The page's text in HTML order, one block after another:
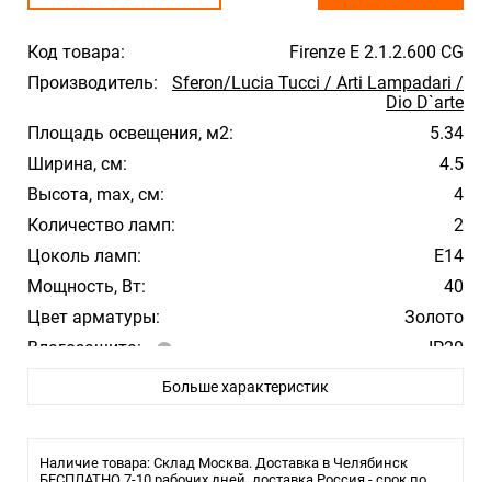
Код товара:
Firenze E 2.1.2.600 CG
Производитель:
Sferon/Lucia Tucci / Arti Lampadari /
Dio D`arte
Площадь освещения, м2:
5.34
Ширина, см:
4.5
Высота, max, см:
4
Количество ламп:
2
Цоколь ламп:
E14
Мощность, Вт:
40
Цвет арматуры:
Золото
Влагозащита:
IP20
Больше характеристик
Наличие товара: Склад Москва. Доставка в Челябинск